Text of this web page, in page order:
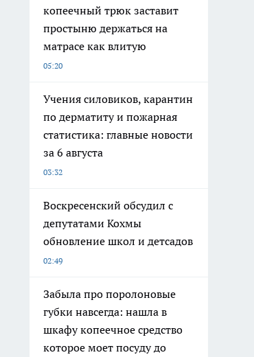
копеечный трюк заставит
простыню держаться на
матрасе как влитую
05:20
Учения силовиков, карантин
по дерматиту и пожарная
статистика: главные новости
за 6 августа
03:32
Воскресенский обсудил с
депутатами Кохмы
обновление школ и детсадов
02:49
Забыла про поролоновые
губки навсегда: нашла в
шкафу копеечное средство
которое моет посуду до